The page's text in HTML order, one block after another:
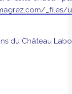
_files/
du Château